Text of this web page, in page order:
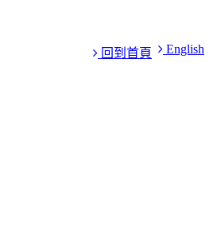
English
回到首頁